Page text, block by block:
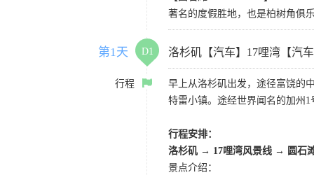
著名的度假胜地，也是柏树角俱
第1天 D1 洛杉矶【汽车】17哩湾【汽
行程
早上从洛杉矶出发，途径富饶的
特雷小镇。途经世界闻名的加州
行程安排：
洛杉矶 → 17哩湾风景线 → 圆石
景点介绍：